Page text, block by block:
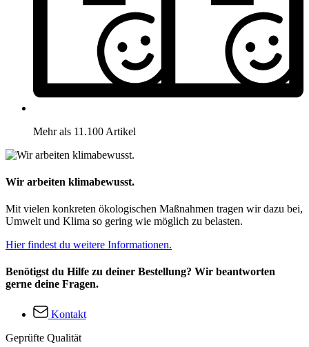
Mehr als 11.100 Artikel
Wir arbeiten klimabewusst.
Mit vielen konkreten ökologischen Maßnahmen tragen wir dazu bei,
Umwelt und Klima so gering wie möglich zu belasten.
Hier findest du weitere Informationen.
Benötigst du Hilfe zu deiner Bestellung? Wir beantworten
gerne deine Fragen.
Kontakt
Geprüfte Qualität